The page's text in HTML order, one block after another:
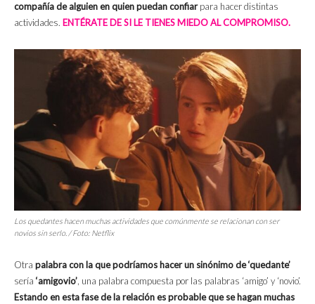
compañía de alguien en quien puedan confiarpara hacer distintas
actividades. ENTÉRATE DE SI LE TIENES MIEDO AL COMPROMISO.
Los quedantes hacen muchas actividades que comúnmente se relacionan con ser
novios sin serlo. / Foto: Netflix
Otra palabra con la que podríamos hacer un sinónimo de ‘quedante’
sería ‘amigovio’ , una palabra compuesta por las palabras ‘amigo’ y ‘novio’.
Estando en esta fase de la relación es probable que se hagan muchas